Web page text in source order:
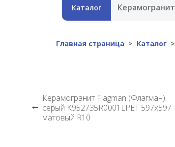
Каталог Керамогранит
Главная страница Каталог
Керамогранит Flagman (Флагман)
серый K952735R0001LPET 597x597
матовый R10